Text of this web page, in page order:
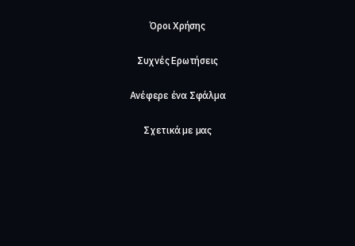
Όροι Χρήσης
Συχνές Ερωτήσεις
Ανέφερε ένα Σφάλμα
Σχετικά με μας